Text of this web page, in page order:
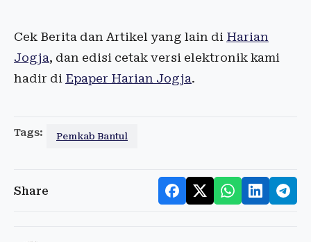
Cek Berita dan Artikel yang lain di Harian
Jogja, dan edisi cetak versi elektronik kami
hadir di Epaper Harian Jogja.
Tags: Pemkab Bantul
Share